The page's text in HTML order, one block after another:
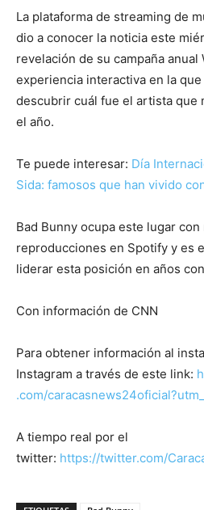
La plataforma de streaming de
dio a conocer la noticia este
revelación de su campaña anual
experiencia interactiva en la
descubrir cuál fue el artista que
el año.
Te puede interesar: Día
Sida: famosos que han vivido
Bad Bunny ocupa este lugar
reproducciones en Spotify y es
liderar esta posición en años
Con información de CNN
Para obtener información al
Instagram a través de este link:
.com/
A tiempo real por el
twitter: https://twitter.com/